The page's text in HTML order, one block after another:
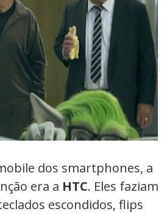
dos smartphones, a
era a HTC. Eles faziam
escondidos, flips